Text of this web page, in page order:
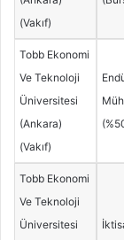
(Vakıf)
Tobb Ekonomi
Ve Teknoloji
Üniversitesi
(Ankara)
(Vakıf)
Tobb Ekonomi
Ve Teknoloji
Üniversitesi